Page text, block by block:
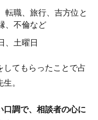
転職、旅行、吉方位と
、不倫など
、土曜日
てもらったことで占
。
口調で、相談者の心に